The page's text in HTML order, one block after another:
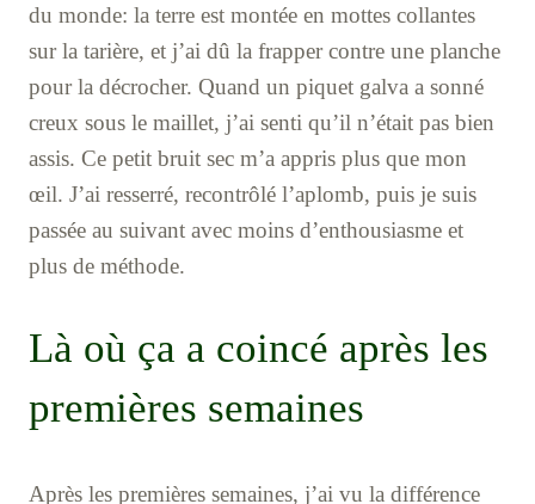
du monde: la terre est montée en mottes collantes
sur la tarière, et j’ai dû la frapper contre une planche
pour la décrocher. Quand un piquet galva a sonné
creux sous le maillet, j’ai senti qu’il n’était pas bien
assis. Ce petit bruit sec m’a appris plus que mon
œil. J’ai resserré, recontrôlé l’aplomb, puis je suis
passée au suivant avec moins d’enthousiasme et
plus de méthode.
Là où ça a coincé après les
premières semaines
Après les premières semaines, j’ai vu la différence